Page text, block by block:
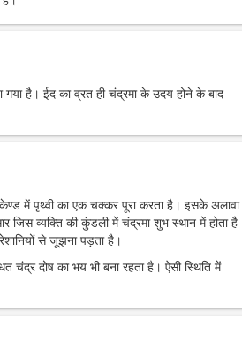
गया है। ईद का व्रत ही चंद्रमा के उदय होने के बाद
में पृथ्वी का एक चक्कर पूरा करता है। इसके अलावा
जिस व्यक्ति की कुंडली में चंद्रमा शुभ स्थान में होता है
से जूझना पड़ता है।
दोष का भय भी बना रहता है। ऐसी स्थिति में